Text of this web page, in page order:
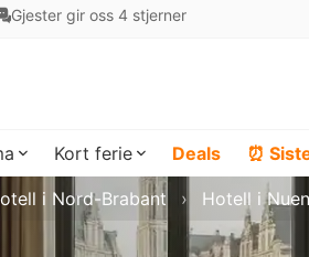
Gjester gir oss 4 stjerner
Kort ferie Deals ⏰
i Nord-Brabant Hotell i